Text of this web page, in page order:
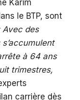
Karim
le BTP, sont
Avec des
à 64 ans
trimestres,
carrière dès